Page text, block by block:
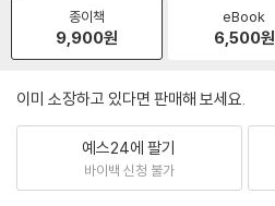
종이책
9,900원
eBook
6,500원
이미 소장하고 있다면 판매해 보세요.
예스24에 팔기
바이백 신청 불가